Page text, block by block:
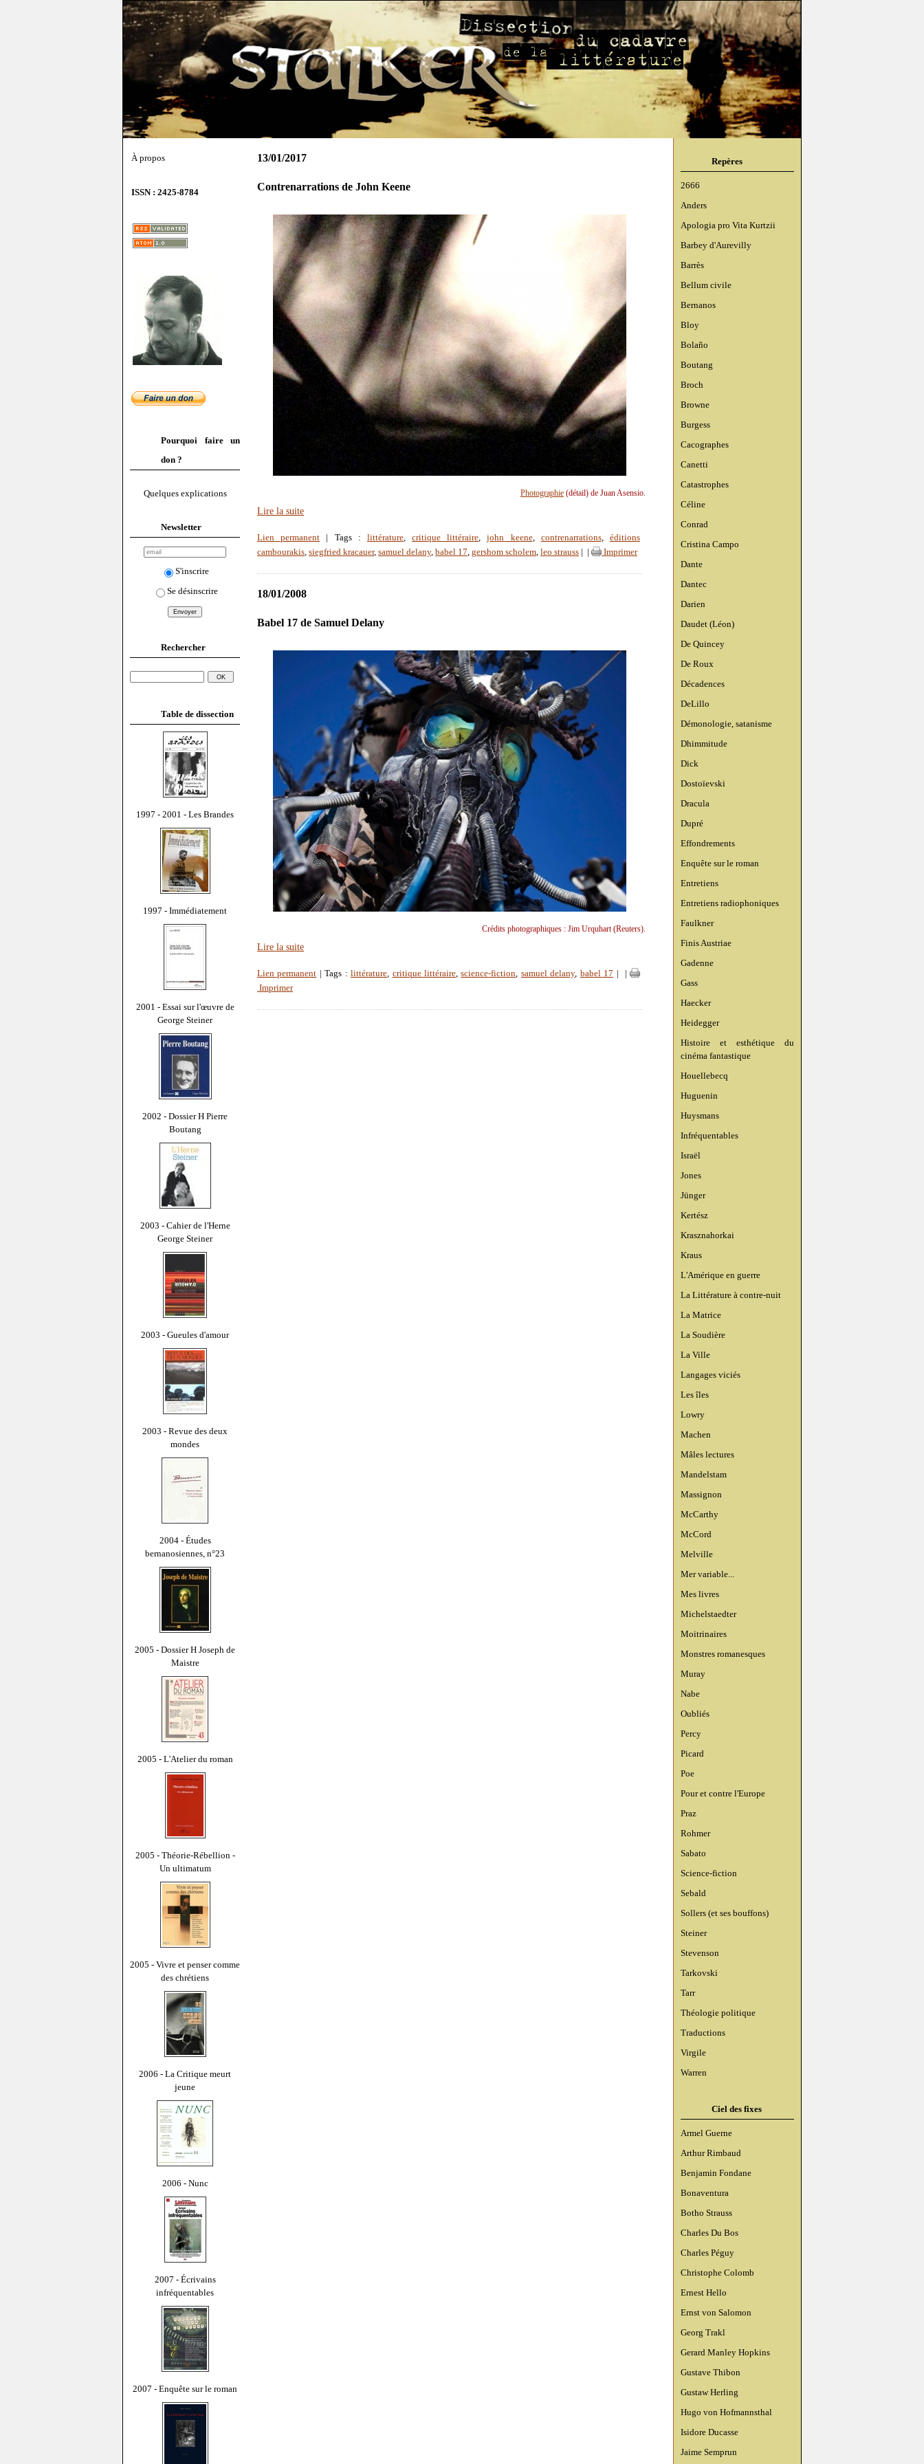
À propos
ISSN : 2425-8784
Pourquoi faire un
don ?
Quelques explications
Newsletter
S'inscrire
Se désinscrire
Rechercher
Table de dissection
1997 - 2001 - Les Brandes
1997 - Immédiatement
2001 - Essai sur l'œuvre de
George Steiner
2002 - Dossier H Pierre
Boutang
2003 - Cahier de l'Herne
George Steiner
2003 - Gueules d'amour
2003 - Revue des deux
mondes
2004 - Études
bernanosiennes, n°23
2005 - Dossier H Joseph de
Maistre
2005 - L'Atelier du roman
2005 - Théorie-Rébellion -
Un ultimatum
2005 - Vivre et penser comme
des chrétiens
2006 - La Critique meurt
jeune
2006 - Nunc
2007 - Écrivains
infréquentables
2007 - Enquête sur le roman
Repères
2666
Anders
Apologia pro Vita Kurtzii
Barbey d'Aurevilly
Barrès
Bellum civile
Bernanos
Bloy
Bolaño
Boutang
Broch
Browne
Burgess
Cacographes
Canetti
Catastrophes
Céline
Conrad
Cristina Campo
Dante
Dantec
Darien
Daudet (Léon)
De Quincey
De Roux
Décadences
DeLillo
Démonologie, satanisme
Dhimmitude
Dick
Dostoïevski
Dracula
Dupré
Effondrements
Enquête sur le roman
Entretiens
Entretiens radiophoniques
Faulkner
Finis Austriae
Gadenne
Gass
Haecker
Heidegger
Histoire et esthétique du
cinéma fantastique
Houellebecq
Huguenin
Huysmans
Infréquentables
Israël
Jones
Jünger
Kertész
Krasznahorkai
Kraus
L'Amérique en guerre
La Littérature à contre-nuit
La Matrice
La Soudière
La Ville
Langages viciés
Les îles
Lowry
Machen
Mâles lectures
Mandelstam
Massignon
McCarthy
McCord
Melville
Mer variable...
Mes livres
Michelstaedter
Moitrinaires
Monstres romanesques
Muray
Nabe
Oubliés
Percy
Picard
Poe
Pour et contre l'Europe
Praz
Rohmer
Sabato
Science-fiction
Sebald
Sollers (et ses bouffons)
Steiner
Stevenson
Tarkovski
Tarr
Théologie politique
Traductions
Virgile
Warren
Ciel des fixes
Armel Guerne
Arthur Rimbaud
Benjamin Fondane
Bonaventura
Botho Strauss
Charles Du Bos
Charles Péguy
Christophe Colomb
Ernest Hello
Ernst von Salomon
Georg Trakl
Gerard Manley Hopkins
Gustave Thibon
Gustaw Herling
Hugo von Hofmannsthal
Isidore Ducasse
Jaime Semprun
13/01/2017
Contrenarrations de John Keene
Photographie(détail) de Juan Asensio.
Lire la suite
Lien permanent | Tags : littérature,critique littéraire,john keene, contrenarrations, éditions
cambourakis, siegfried kracauer, samuel delany, babel 17, gershom scholem, leo strauss Imprimer
18/01/2008
Babel 17 de Samuel Delany
Crédits photographiques : Jim Urquhart (Reuters).
Lire la suite
Lien permanent | Tags :littérature, critique littéraire,science-fiction, samuel delany, babel 17
Imprimer